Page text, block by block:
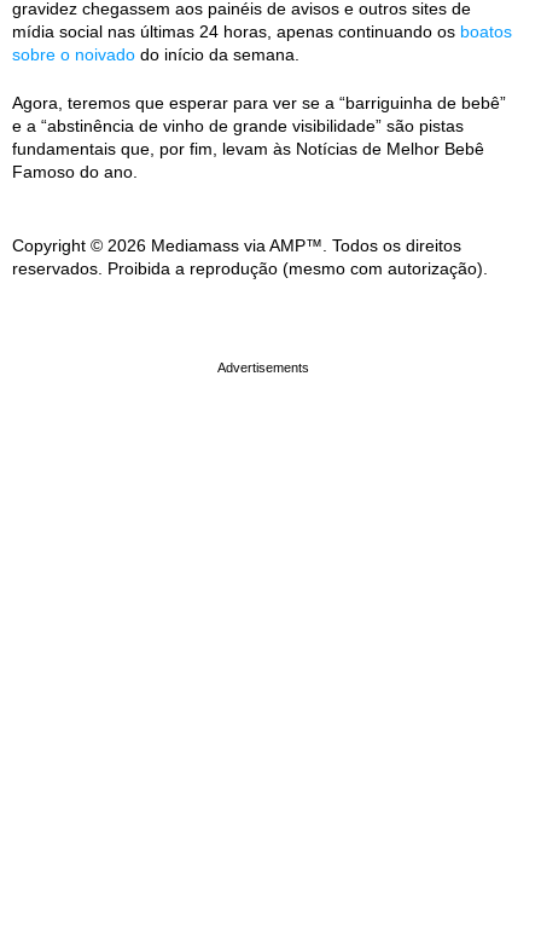
gravidez chegassem aos painéis de avisos e outros sites de
mídia social nas últimas 24 horas, apenas continuando os boatos
sobre o noivado do início da semana.
Agora, teremos que esperar para ver se a “barriguinha de bebê”
e a “abstinência de vinho de grande visibilidade” são pistas
fundamentais que, por fim, levam às Notícias de Melhor Bebê
Famoso do ano.
Copyright © 2026 Mediamass via AMP™. Todos os direitos
reservados. Proibida a reprodução (mesmo com autorização).